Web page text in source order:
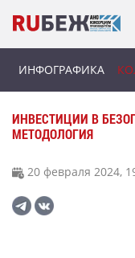
ИНФОГРАФИКА
ИНВЕСТИЦИИ В
МЕТОДОЛОГИЯ
20 февраля 2024,